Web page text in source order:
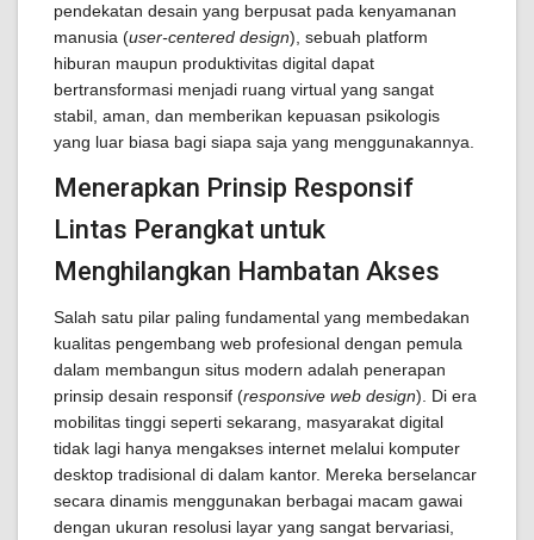
pendekatan desain yang berpusat pada kenyamanan
manusia (user-centered design), sebuah platform
hiburan maupun produktivitas digital dapat
bertransformasi menjadi ruang virtual yang sangat
stabil, aman, dan memberikan kepuasan psikologis
yang luar biasa bagi siapa saja yang menggunakannya.
Menerapkan Prinsip Responsif
Lintas Perangkat untuk
Menghilangkan Hambatan Akses
Salah satu pilar paling fundamental yang membedakan
kualitas pengembang web profesional dengan pemula
dalam membangun situs modern adalah penerapan
prinsip desain responsif (responsive web design). Di era
mobilitas tinggi seperti sekarang, masyarakat digital
tidak lagi hanya mengakses internet melalui komputer
desktop tradisional di dalam kantor. Mereka berselancar
secara dinamis menggunakan berbagai macam gawai
dengan ukuran resolusi layar yang sangat bervariasi,